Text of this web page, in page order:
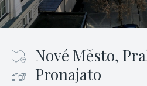
Nové Město,
Pronajato